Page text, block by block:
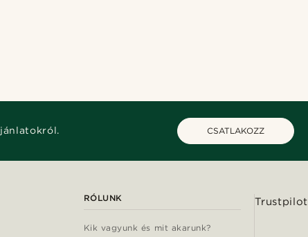
CSATLAKOZZ
RÓLUNK
Kik vagyunk és mit akarunk?
Trustpilot